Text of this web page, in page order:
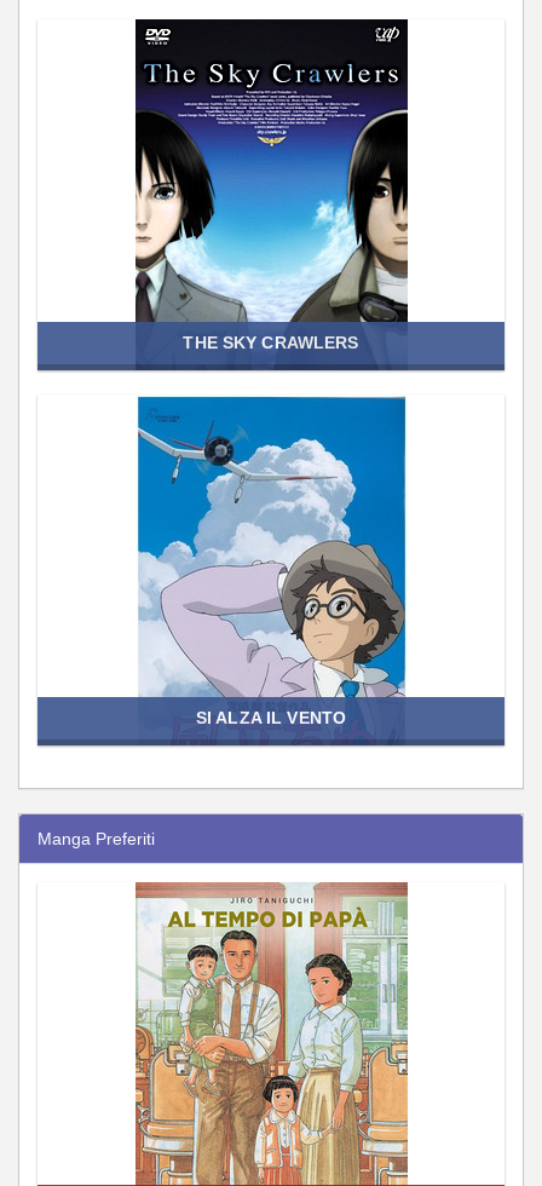
THE SKY CRAWLERS
SI ALZA IL VENTO
Manga Preferiti